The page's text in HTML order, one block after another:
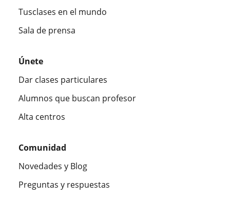
Tusclases en el mundo
Sala de prensa
Únete
Dar clases particulares
Alumnos que buscan profesor
Alta centros
Comunidad
Novedades y Blog
Preguntas y respuestas